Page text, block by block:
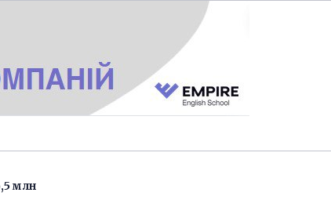
млн